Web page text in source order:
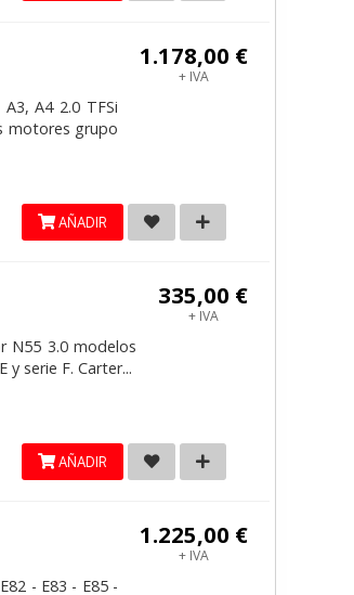
1.178,00 €
+ IVA
A4 2.0 TFSi
motores grupo
AÑADIR
335,00 €
+ IVA
N55 3.0 modelos
y serie F. Carter...
AÑADIR
1.225,00 €
+ IVA
- E83 - E85 -